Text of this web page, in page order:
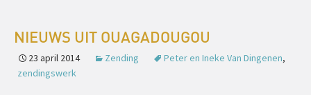
NIEUWS UIT OUAGADOUGOU
23 april 2014 Zending Peter en Ineke Van Dingenen,
zendingswerk